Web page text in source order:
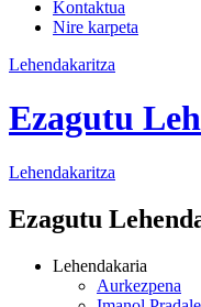
Kontaktua
Nire karpeta
Lehendakaritza
Ezagutu
Lehendakaritza
Ezagutu
Lehendakaria
Aurkezpena